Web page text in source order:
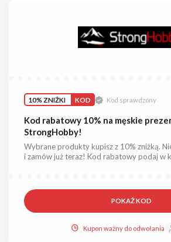
10% ZNIŻKI KOD Kod sprawdzony
Kod rabatowy 10% na męskie
StrongHobby!
Wybrane produkty kupisz z 10% zniżką.
i zamów już teraz! Kod rabatowy podaj w
POKAŻ KOD
Kupon ważny do odwołania